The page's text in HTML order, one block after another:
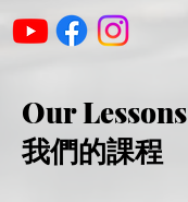
Our Lessons
我們的課程